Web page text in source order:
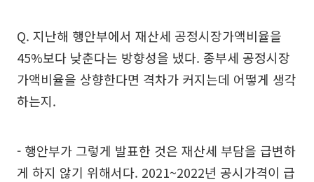
Q. 지난해 행안부에서 재산세 공정시장가액비율을
45%보다 낮춘다는 방향성을 냈다. 종부세 공정시장
가액비율을 상향한다면 격차가 커지는데 어떻게 생각
하는지.
- 행안부가 그렇게 발표한 것은 재산세 부담을 급변하
게 하지 않기 위해서다. 2021~2022년 공시가격이 급